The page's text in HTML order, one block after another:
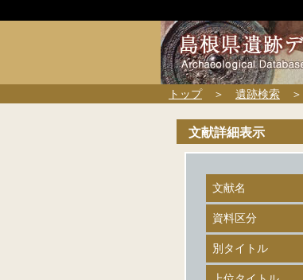
トップ＞ 遺跡検索
文献詳細表示
文献名
資料区分
別タイトル